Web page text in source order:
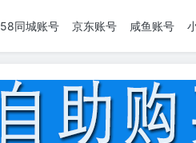
58同城账号 京东账号 咸鱼账号